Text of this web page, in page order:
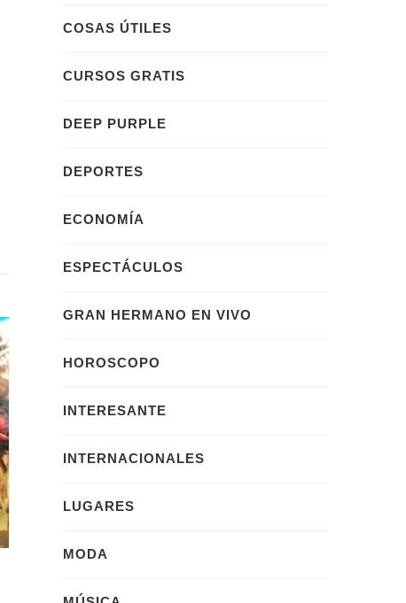
COSAS ÚTILES
CURSOS GRATIS
DEEP PURPLE
DEPORTES
ECONOMÍA
ESPECTÁCULOS
GRAN HERMANO EN VIVO
HOROSCOPO
INTERESANTE
INTERNACIONALES
LUGARES
MODA